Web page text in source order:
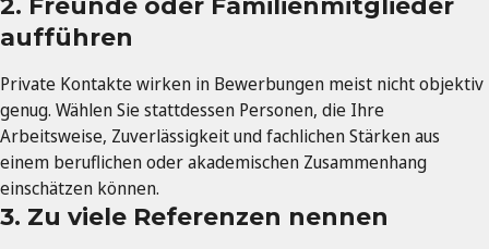
aufführen
Private Kontakte wirken in Bewerbungen meist nicht objektiv
genug. Wählen Sie stattdessen Personen, die Ihre
Arbeitsweise, Zuverlässigkeit und fachlichen Stärken aus
einem beruflichen oder akademischen Zusammenhang
einschätzen können.
3. Zu viele Referenzen nennen